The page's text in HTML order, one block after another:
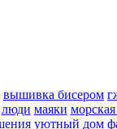
вышивка бисером
люди маяки
уютный дом